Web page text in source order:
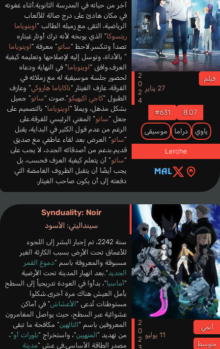
فيلم
27 يناير
2024
8.07
#631
ياوي دراما موسيقى
Lerche
آخر من حياته في المدرسة الثانوية.أثناء غفوته
في مكان هادئ على درج صالة للألعاب
الرياضية، التقى مع زميله الطالب “اوينوياما
ريتسوكا” الذي يوبخه لأنه ترك أوتار غيتاره
تصدأ وتنكسر.لاحظ “ساتو” معرفة “اوينوياما
” بالأداة، وتوسل إليه لإصلاحها وتعليمه كيفية
العزف.وافق “اوينوياما” في النهاية ودعاه
لحضور جلسة موسيقية له مع زملائه في
الفرقة، عازف الغيتار “ناكاياما هاروكي” وعازف
الطبول “كاجي اكيهيكو”.صوت “ساتو” جميل
بشكل مذهل، ويملأ “اوينوياما” بالتصميم على
جعل “ساتو” المغني الرئيسي للفرقة.على
الرغم من عدم قول الكثير في البداية، يقبل
“ساتو” العرض بعد لقاء عاطفي مع صديق
قديم.بدعم من أصدقائه الجدد، لا يجب على
“ساتو” أن يتعلم كيفية العزف فحسب، بل
يجب أيضًا أن يتقبل الظروف الغامضة التي
دفعته إلى أن يكون صاحب الغيتار.
Synduality: Noir
سينداليتي: الأسود
أنمي
متوسط
11 يوليو 2023
سنة 2242، تم إجبار البشر إلى اللجوء
للأعماق تحت الأرض بسبب الكارثة الغير
مسبوقة والمعروفة باسم “دموع القمر
الجديد“.بعد انهيار المدينة تحت الأرضية
“آماسيا“، بدأوا في العودة تدريجياً إلى السطح
بأمل العيش هناك مرة أخرى.شكلوا
مستوطنات تُدعى “الأعشاش” في أماكن
عشوائية عبر السطح، حيث يواصل المغامرون
المعروفين باسم “التائهين” مكافحة ما تبقى
من تهديد “المنهيين“، واستخراج “بلورات أو“،
مصدر الطاقة الأساسي.في عش “مدينة